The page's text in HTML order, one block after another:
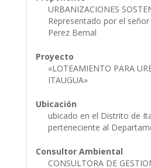
URBANIZACIONES
Representado por el señor
Perez Bernal
Proyecto
«LOTEAMIENTO PARA
ITAUGUA»
Ubicación
ubicado en el Distrito de
perteneciente al
Consultor Ambiental
CONSULTORA DE